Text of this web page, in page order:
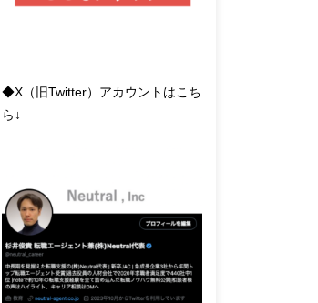
◆X（旧Twitter）アカウントはこち
ら↓